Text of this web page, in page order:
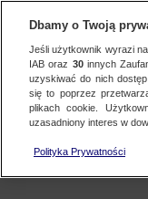
Dbamy o Twoją
Jeśli użytkownik wyrazi
IAB oraz 30innych
uzyskiwać do nich
się to poprzez
plikach cookie.
uzasadniony interes w
Polityka Prywatności